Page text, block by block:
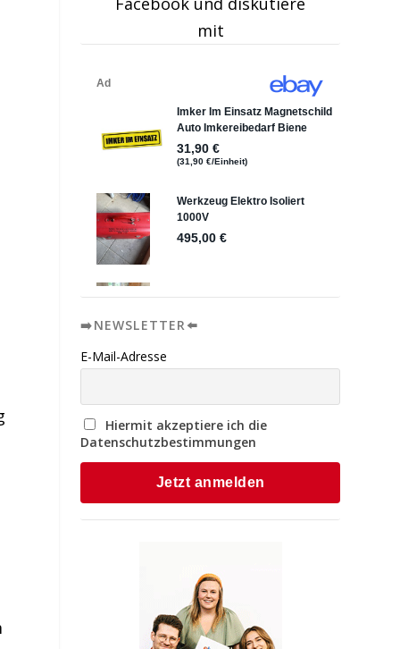
mit
➡️NEWSLETTER⬅️
E-Mail-Adresse
Hiermit akzeptiere ich die
Datenschutzbestimmungen